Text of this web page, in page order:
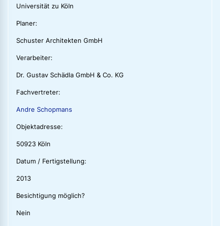
Universität zu Köln
Planer:
Schuster Architekten GmbH
Verarbeiter:
Dr. Gustav Schädla GmbH & Co. KG
Fachvertreter:
Andre Schopmans
Objektadresse:
50923 Köln
Datum / Fertigstellung:
2013
Besichtigung möglich?
Nein